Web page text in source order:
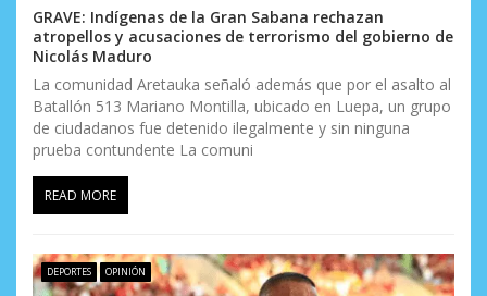
n
t
r
a
d
a
s
GRAVE: Indígenas de la Gran Sabana rechazan
atropellos y acusaciones de terrorismo del gobierno de
Nicolás Maduro
La comunidad Aretauka señaló además que por el asalto al
Batallón 513 Mariano Montilla, ubicado en Luepa, un grupo
de ciudadanos fue detenido ilegalmente y sin ninguna
prueba contundente La comuni
READ MORE
DEPORTES OPINIÓN